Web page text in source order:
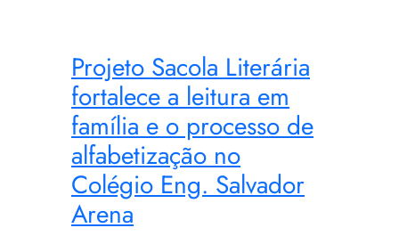
Projeto Sacola Literária
fortalece a leitura em
família e o processo de
alfabetização no
Colégio Eng. Salvador
Arena